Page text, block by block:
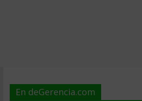
En deGerencia.com